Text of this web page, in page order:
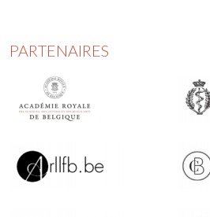
PARTENAIRES